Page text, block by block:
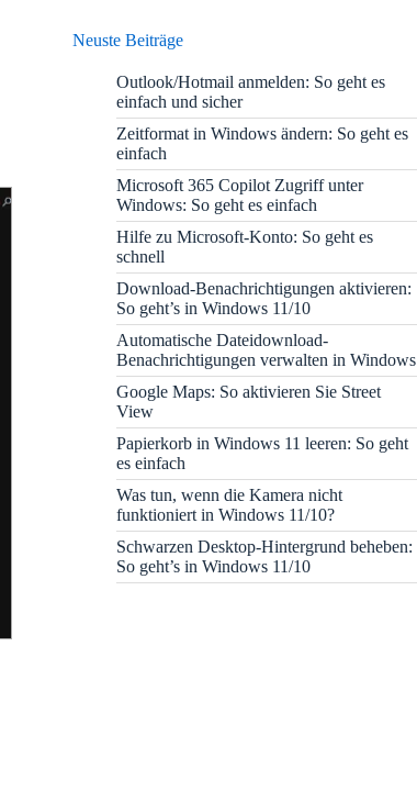
Neuste Beiträge
Outlook/Hotmail anmelden: So geht es
einfach und sicher
Zeitformat in Windows ändern: So geht es
einfach
Microsoft 365 Copilot Zugriff unter
Windows: So geht es einfach
Hilfe zu Microsoft-Konto: So geht es
schnell
Download-Benachrichtigungen aktivieren:
So geht’s in Windows 11/10
Automatische Dateidownload-
Benachrichtigungen verwalten in Windows
Google Maps: So aktivieren Sie Street
View
Papierkorb in Windows 11 leeren: So geht
es einfach
Was tun, wenn die Kamera nicht
funktioniert in Windows 11/10?
Schwarzen Desktop-Hintergrund beheben:
So geht’s in Windows 11/10